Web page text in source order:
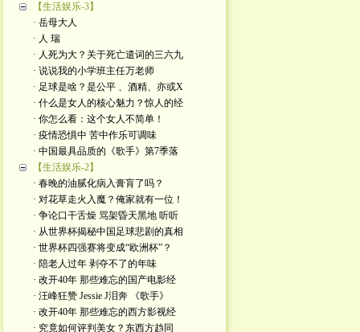
【生活娱乐-3】
· 岳母大人
· 人 瑞
· 人死为大？关于死亡遣词的三六九
· 说说我的小学班主任万老师
· 足球是啥？是公平 、酒精、亦或X
· 什么是女人的核心魅力？惊人的经
· 你怎么看：这个女人不简单！
· 疫情恐惧中 苦中作乐可调味
· 中国最具品质的《歌手》第7季落
【生活娱乐-2】
· 春晚的油腻化病入膏肓了吗？
· 对花草走火入魔？俺家就有一位！
· 争论口干舌燥 骂架昏天黑地 听听
· 从世界杯揭秘中国足球悲剧的真相
· 世界杯四强赛将变成“欧洲杯”？
· 陪老人过年 剥夺不了的年味
· 改开40年 那些难忘的国产电影经
· 汪峰狂赞 Jessie J泪奔 《歌手》
· 改开40年 那些难忘的西方影视经
· 究竟如何评判美女？东西方趋同